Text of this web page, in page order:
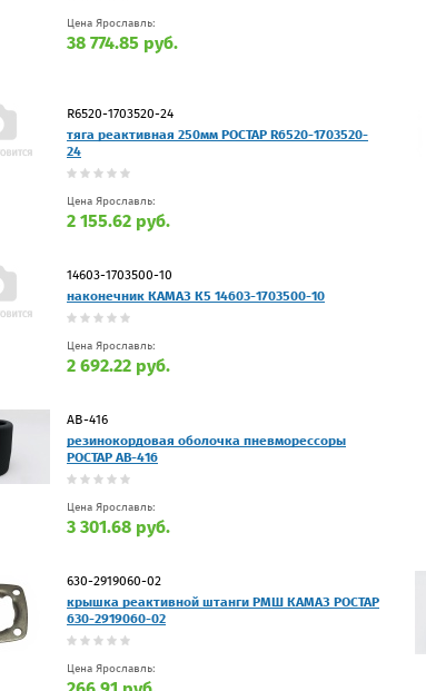
Цена Ярославль:
38 774.85 руб.
R6520-1703520-24
тяга реактивная 250мм РОСТАР R6520-1703520-
24
Цена Ярославль:
2 155.62 руб.
14603-1703500-10
наконечник КАМАЗ К5 14603-1703500-10
Цена Ярославль:
2 692.22 руб.
АВ-416
резинокордовая оболочка пневморессоры
РОСТАР АВ-416
Цена Ярославль:
3 301.68 руб.
630-2919060-02
крышка реактивной штанги РМШ КАМАЗ РОСТАР
630-2919060-02
Цена Ярославль: